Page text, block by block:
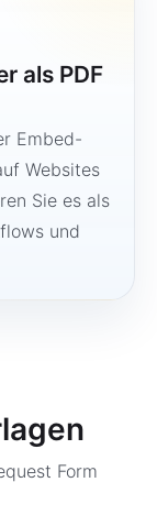
als PDF
Embed-
Websites
Sie es als
und
Form